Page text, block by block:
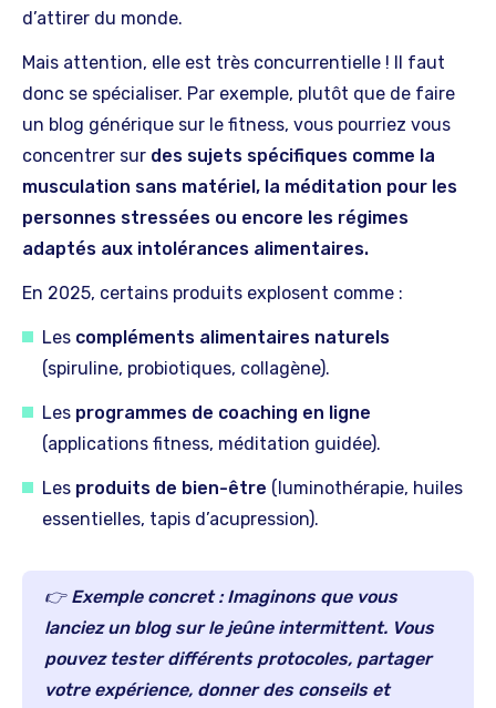
d’attirer du monde.
Mais attention, elle est très concurrentielle ! Il faut
donc se spécialiser. Par exemple, plutôt que de faire
un blog générique sur le fitness, vous pourriez vous
concentrer sur des sujets spécifiques comme la
musculation sans matériel, la méditation pour les
personnes stressées ou encore les régimes
adaptés aux intolérances alimentaires.
En 2025, certains produits explosent comme :
Les compléments alimentaires naturels
(spiruline, probiotiques, collagène).
Les programmes de coaching en ligne
(applications fitness, méditation guidée).
Les produits de bien-être (luminothérapie, huiles
essentielles, tapis d’acupression).
👉 Exemple concret :Imaginons que vous
lanciez un blog sur le jeûne intermittent. Vous
pouvez tester différents protocoles, partager
votre expérience, donner des conseils et